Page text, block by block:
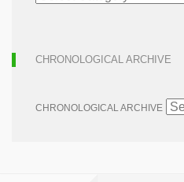
CHRONOLOGICAL ARCHIVE
CHRONOLOGICAL ARCHIVE